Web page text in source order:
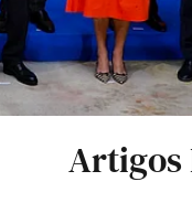
Artigos